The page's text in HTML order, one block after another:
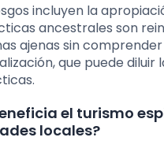
incluyen la
ancestrales son
ajenas sin comprender
que puede diluir
el turismo
locales?